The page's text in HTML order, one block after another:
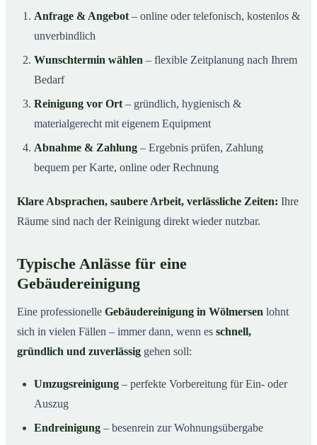
Anfrage & Angebot – online oder telefonisch, kostenlos &
unverbindlich
Wunschtermin wählen – flexible Zeitplanung nach Ihrem
Bedarf
Reinigung vor Ort – gründlich, hygienisch &
materialgerecht mit eigenem Equipment
Abnahme & Zahlung – Ergebnis prüfen, Zahlung
bequem per Karte, online oder Rechnung
Klare Absprachen, saubere Arbeit, verlässliche Zeiten: Ihre
Räume sind nach der Reinigung direkt wieder nutzbar.
Typische Anlässe für eine
Gebäudereinigung
Eine professionelle Gebäudereinigung in Wölmersen lohnt
sich in vielen Fällen – immer dann, wenn es schnell,
gründlich und zuverlässig gehen soll:
Umzugsreinigung – perfekte Vorbereitung für Ein- oder
Auszug
Endreinigung – besenrein zur Wohnungsübergabe